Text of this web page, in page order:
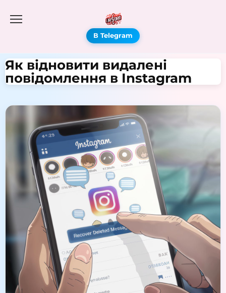
В Telegram
Як відновити видалені
повідомлення в Instagram